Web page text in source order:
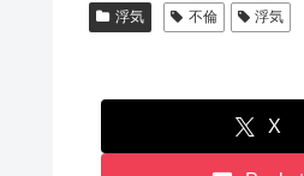
浮気 不倫 浮気
X